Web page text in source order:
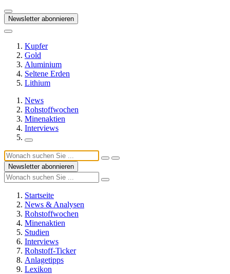
Newsletter abonnieren
Kupfer
Gold
Aluminium
Seltene Erden
Lithium
News
Rohstoffwochen
Minenaktien
Interviews
Newsletter abonnieren
Startseite
News & Analysen
Rohstoffwochen
Minenaktien
Studien
Interviews
Rohstoff-Ticker
Anlagetipps
Lexikon